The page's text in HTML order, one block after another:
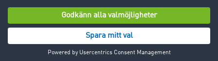
© TIMOCOM GmbH 2024. Alla rättigheter förbehålles